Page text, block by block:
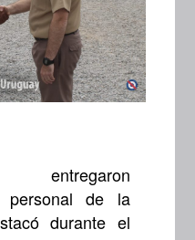
entregaron
personal de la
durante el